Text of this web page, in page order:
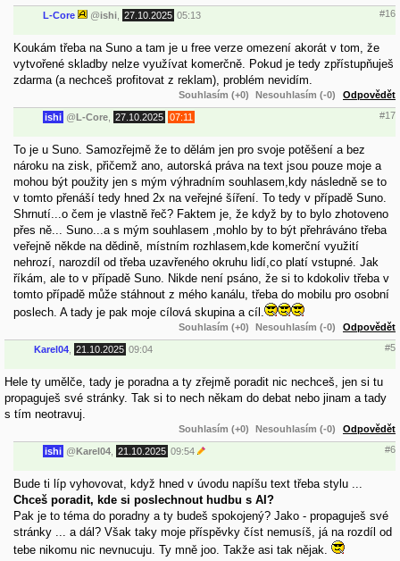
L-Core @ishi 27.10.2025 05:13 #16
Koukám třeba na Suno a tam je u free verze omezení akorát v tom, že
vytvořené skladby nelze využívat komerčně. Pokud je tedy zpřístupňuješ
zdarma (a nechceš profitovat z reklam), problém nevidím.
Souhlasím (+0) Nesouhlasím (-0) Odpovědět
ishi @L-Core 27.10.2025 07:11 #17
To je u Suno. Samozřejmě že to dělám jen pro svoje potěšení a bez
nároku na zisk, přičemž ano, autorská práva na text jsou pouze moje a
mohou být použity jen s mým výhradním souhlasem,kdy následně se to
v tomto přenáší tedy hned 2x na veřejné šíření. To tedy v případě Suno.
Shrnutí...o čem je vlastně řeč? Faktem je, že když by to bylo zhotoveno
přes ně... Suno...a s mým souhlasem ,mohlo by to být přehráváno třeba
veřejně někde na dědině, místním rozhlasem,kde komerční využití
nehrozí, narozdíl od třeba uzavřeného okruhu lidí,co platí vstupné. Jak
říkám, ale to v případě Suno. Nikde není psáno, že si to kdokoliv třeba v
tomto případě může stáhnout z mého kanálu, třeba do mobilu pro osobní
poslech. A tady je pak moje cílová skupina a cíl.
Souhlasím (+0) Nesouhlasím (-0) Odpovědět
Karel04 21.10.2025 09:04 #5
Hele ty umělče, tady je poradna a ty zřejmě poradit nic nechceš, jen si tu
propaguješ své stránky. Tak si to nech někam do debat nebo jinam a tady
s tím neotravuj.
Souhlasím (+0) Nesouhlasím (-0) Odpovědět
ishi @Karel04 21.10.2025 09:54 #6
Bude ti líp vyhovovat, když hned v úvodu napíšu text třeba stylu ...
Chceš poradit, kde si poslechnout hudbu s AI?
Pak je to téma do poradny a ty budeš spokojený? Jako - propaguješ své
stránky ... a dál? Však taky moje příspěvky číst nemusíš, já na rozdíl od
tebe nikomu nic nevnucuju. Ty mně joo. Takže asi tak nějak.